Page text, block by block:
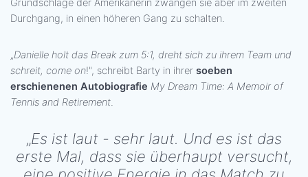
Grundschläge der Amerikanerin zwangen sie aber im zweiten
Durchgang, in einen höheren Gang zu schalten.
„Danielle holt das Break zum 5:1, dreht sich zu ihrem Team und
schreit, come on!", schreibt Barty in ihrer soeben
erschienenen Autobiografie My Dream Time: A Memoir of
Tennis and Retirement.
„Es ist laut - sehr laut. Und es ist das
erste Mal, dass sie überhaupt versucht,